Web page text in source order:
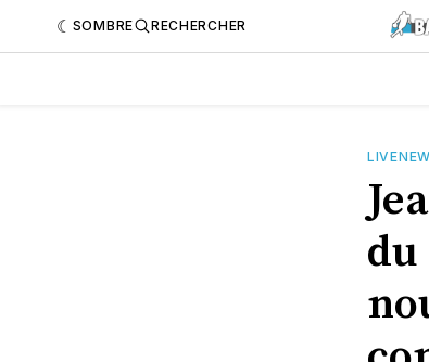
SOMBRE RECHERCHER
du